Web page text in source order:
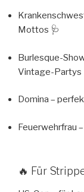
Mottos 🩺
Burlesque-
Vintage-Partys
Domina –
Feuerwehrfrau
🔥 Für